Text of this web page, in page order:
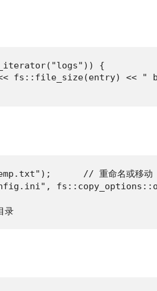
{
fs::file_size(entry) << "
// 重命名或移动
录